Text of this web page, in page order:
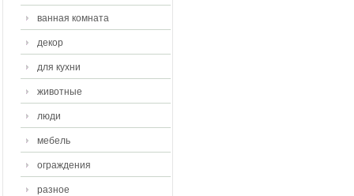
ванная комната
декор
для кухни
животные
люди
мебель
ограждения
разное